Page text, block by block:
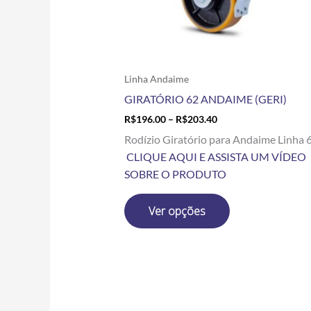
Linha Andaime
GIRATÓRIO 62 ANDAIME (GERI)
R$196.00 – R$203.40
Rodízio Giratório para Andaime Linha
CLIQUE AQUI E ASSISTA UM VÍDEO
SOBRE O PRODUTO
Ver opções
escolhidas
na